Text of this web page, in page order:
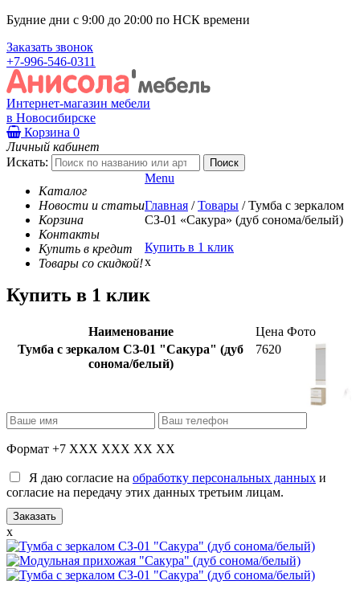
Будние дни с 9:00 до 20:00 по НСК времени
Заказать звонок
+7-996-546-0311
Интернет-магазин мебели
в Новосибирске
Корзина 0
Личный кабинет
Искать:
Каталог
Новости и статьи
Корзина
Контакты
Купить в кредит
Товары со скидкой!
Menu
Главная / Товары / Тумба с зеркалом
СЗ-01 «Сакура» (дуб сонома/белый)
Купить в 1 клик
x
Купить в 1 клик
Наименование Цена Фото
Тумба с зеркалом СЗ-01 "Сакура" (дуб
сонома/белый)
7620
Формат +7 XXX XXX XX XX
Я даю согласие на обработку персональных данных и
согласие на передачу этих данных третьим лицам.
x